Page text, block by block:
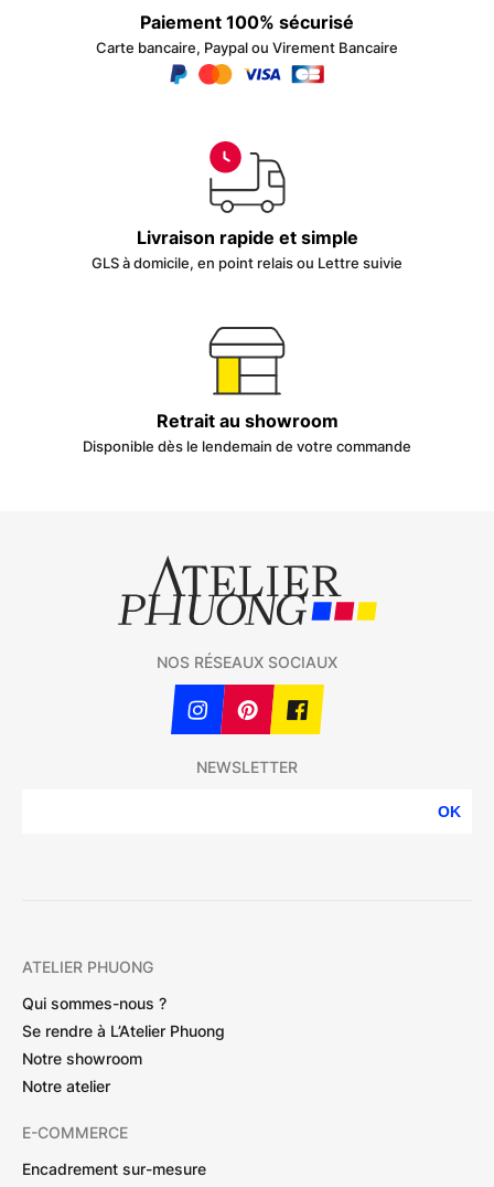
Paiement 100% sécurisé
Carte bancaire, Paypal ou Virement Bancaire
Livraison rapide et simple
GLS à domicile, en point relais ou Lettre suivie
Retrait au showroom
Disponible dès le lendemain de votre commande
NEWSLETTER
OK
NOS RÉSEAUX SOCIAUX
ATELIER PHUONG
Qui sommes-nous ?
Se rendre à L’Atelier Phuong
Notre showroom
Notre atelier
E-COMMERCE
Encadrement sur-mesure